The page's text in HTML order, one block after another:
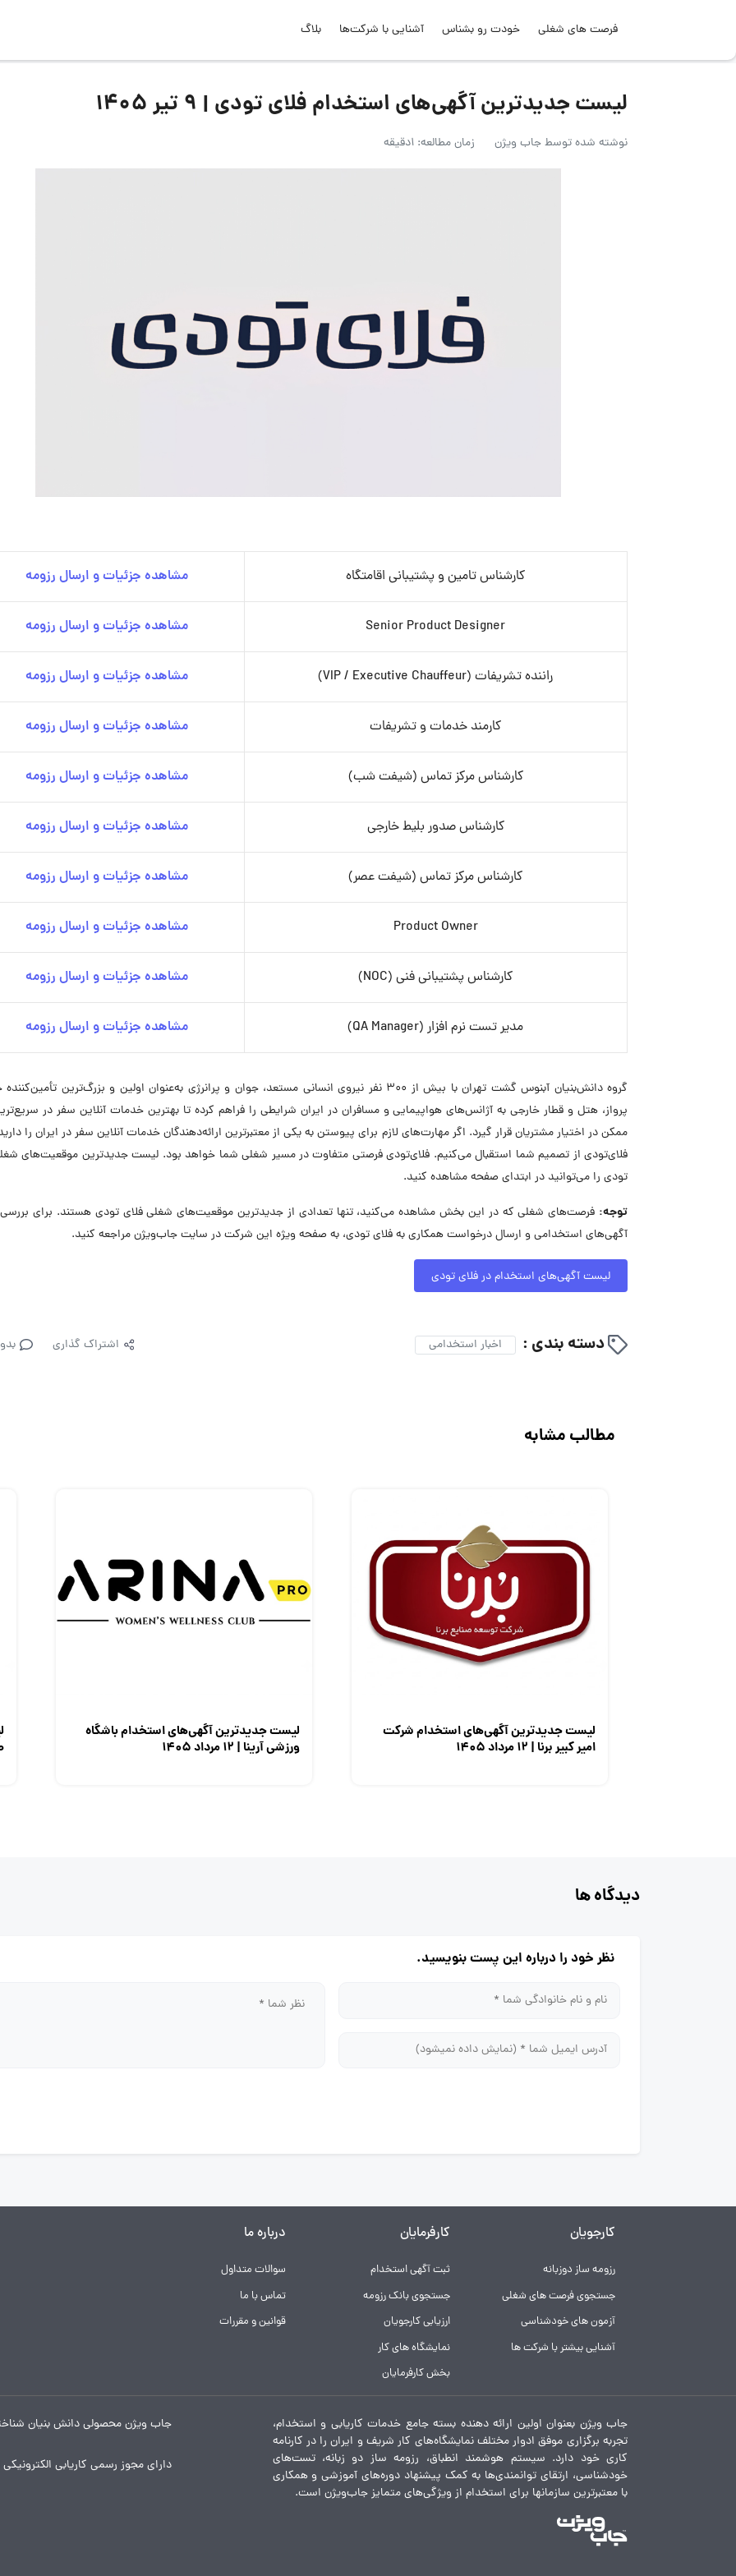
فرصت های شغلی خودت رو بشناس آشنایی با شرکت‌ها بلاگ
لیست جدیدترین آگهی‌های استخدام فلای تودی | ۹ تیر ۱۴۰۵
نوشته شده توسطجاب ویژن زمان مطالعه: 1دقیقه
کارشناس تامین و پشتیبانی اقامتگاه مشاهده جزئیات و ارسال رزومه
Senior Product Designer مشاهده جزئیات و ارسال رزومه
راننده تشریفات (VIP / Executive Chauffeur) مشاهده جزئیات و ارسال رزومه
کارمند خدمات و تشریفات مشاهده جزئیات و ارسال رزومه
کارشناس مرکز تماس (شیفت شب) مشاهده جزئیات و ارسال رزومه
کارشناس صدور بلیط خارجی مشاهده جزئیات و ارسال رزومه
کارشناس مرکز تماس (شیفت عصر) مشاهده جزئیات و ارسال رزومه
Product Owner مشاهده جزئیات و ارسال رزومه
کارشناس پشتیبانی فنی (NOC) مشاهده جزئیات و ارسال رزومه
مدیر تست نرم افزار (QA Manager) مشاهده جزئیات و ارسال رزومه
گروه دانش‌بنیان آبنوس گشت تهران با بیش از ۳۰۰ نفر نیروی انسانی مستعد، جوان و پرانرژی به‌عنوان اولین و بزرگ‌ترین
پرواز، هتل و قطار خارجی به آژانس‌های هواپیمایی و مسافران در ایران شرایطی را فراهم کرده تا بهترین خدمات آنلاین سفر در
ممکن در اختیار مشتریان قرار گیرد. اگر مهارت‌های لازم برای پیوستن به یکی از معتبرترین ارائه‌دهندگان خدمات آنلاین سفر در ایران را
فلای‌تودی از تصمیم شما استقبال می‌کنیم. فلای‌تودی فرصتی متفاوت در مسیر شغلی شما خواهد بود. لیست جدیدترین موقعیت‌های
تودی را می‌توانید در ابتدای صفحه مشاهده کنید.
توجه: فرصت‌های شغلی که در این بخش مشاهده می‌کنید، تنها تعدادی از جدیدترین موقعیت‌های شغلی فلای تودی هستند. برای
آگهی‌های استخدامی و ارسال درخواست همکاری به فلای تودی، به صفحه ویژه این شرکت در سایت جاب‌ویژن مراجعه کنید.
لیست آگهی‌های استخدام در فلای تودی
دسته بندی : اخبار استخدامی اشتراک گذاری
مطالب مشابه
لیست جدیدترین آگهی‌های استخدام شرکت
امیر کبیر برنا | ۱۲ مرداد ۱۴۰۵
لیست جدیدترین آگهی‌های استخدام باشگاه
ورزشی آرینا | ۱۲ مرداد ۱۴۰۵
دیدگاه ها
نظر خود را درباره این پست بنویسید.
کارجویان
رزومه ساز دوزبانه
جستجوی فرصت های شغلی
آزمون های خودشناسی
آشنایی بیشتر با شرکت ها
کارفرمایان
ثبت آگهی استخدام
جستجوی بانک رزومه
ارزیابی کارجویان
نمایشگاه های کار
بخش کارفرمایان
درباره ما
سوالات متداول
تماس با ما
قوانین و مقررات
جاب ویژن بعنوان اولین ارائه دهنده بسته جامع خدمات کاریابی و استخدام،
تجربه برگزاری موفق ادوار مختلف نمایشگاه‌های کار شریف و ایران را در کارنامه
کاری خود دارد. سیستم هوشمند انطباق، رزومه ساز دو زبانه، تست‌های
خودشناسی، ارتقای توانمندی‌ها به کمک پیشنهاد دوره‌های آموزشی و همکاری
با معتبرترین سازمانها برای استخدام از ویژگی‌های متمایز جاب‌ویژن است.
جاب ویژن محصولی دانش بنیان
دارای مجوز رسمی کاریابی